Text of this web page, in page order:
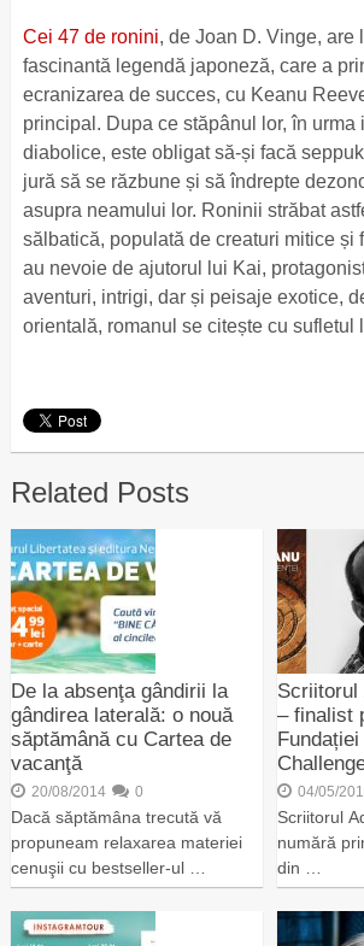
Cei 47 de ronini, de Joan D. Vinge, are
fascinantă legendă japoneză, care a
ecranizarea de succes, cu Keanu
principal. Dupa ce stăpânul lor, în urma
diabolice, este obligat să-și facă
jură să se răzbune și să îndrepte
asupra neamului lor. Roninii străbat
sălbatică, populată de creaturi mitice și
au nevoie de ajutorul lui Kai,
aventuri, intrigi, dar și peisaje exotice,
orientală, romanul se citește cu sufletul
Related Posts
De la absenţa gândirii la
gândirea laterală: o nouă
săptămână cu Cartea de
vacanţă
20/08/2014 0
Dacă săptămâna trecută vă
propuneam relaxarea materiei
cenuşii cu bestseller-ul …
Scriitorul
– finalist
04/05/
Scriitorul
numără
din …